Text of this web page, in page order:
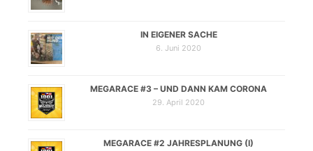
IN EIGENER SACHE
6. Juni 2020
MEGARACE #3 – UND DANN KAM CORONA
29. April 2020
MEGARACE #2 JAHRESPLANUNG (I)